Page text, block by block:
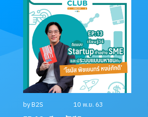
by B2S 10 พ.ย. 63